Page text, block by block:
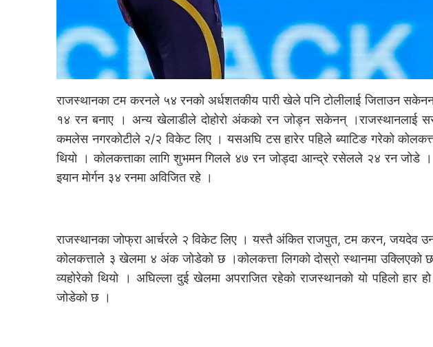
राजस्थानका टम करनले ५४ रनको अर्धशतकीय पारी खेले पनि टोलीलाई जिताउन
१४ रन बनाए । अन्य खेलाडीले दोहोरो अंकको रन जोड्न सकेनन् ।राजस्थानलाई
कमलेस नगरकोटीले २/२ विकेट लिए । यसअघि टस हारेर पहिले ब्याटिङ गरेको
थियो । कोलकत्ताका लागि शुभमन गिलले ४७ रन जोड्दा आन्द्रे रसेलले २४ रन जोडे
इयान मोर्गन ३४ रनमा अविजित रहे ।
राजस्थानका जोफ्रा आर्चरले २ विकेट लिए । यस्तै अंकित राजपुत, टम करन, जयदेव
कोलकत्ताले ३ खेलमा ४ अंक जोडेको छ ।कोलकत्ता लिगको दोस्रो स्थानमा
व्यहोरेको थियो । अघिल्ला दुई खेलमा अपराजित रहेको राजस्थानको यो पहिलो
जोडेको छ ।